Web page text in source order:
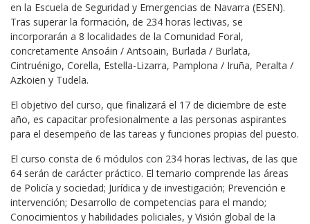
en la Escuela de Seguridad y Emergencias de Navarra (ESEN).
Tras superar la formación, de 234 horas lectivas, se
incorporarán a 8 localidades de la Comunidad Foral,
concretamente Ansoáin / Antsoain, Burlada / Burlata,
Cintruénigo, Corella, Estella-Lizarra, Pamplona / Iruña, Peralta /
Azkoien y Tudela.
El objetivo del curso, que finalizará el 17 de diciembre de este
año, es capacitar profesionalmente a las personas aspirantes
para el desempeño de las tareas y funciones propias del puesto.
El curso consta de 6 módulos con 234 horas lectivas, de las que
64 serán de carácter práctico. El temario comprende las áreas
de Policía y sociedad; Jurídica y de investigación; Prevención e
intervención; Desarrollo de competencias para el mando;
Conocimientos y habilidades policiales, y Visión global de la